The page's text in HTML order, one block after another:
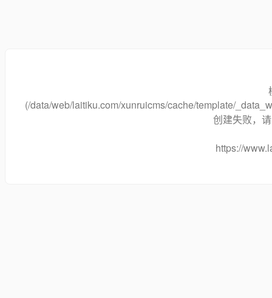
(/data/web/laitiku.com/xunruicms/cache/template/
创建失败，
https://